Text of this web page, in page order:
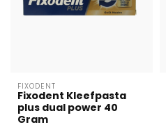
FIXODENT
Fixodent Kleefpasta
plus dual power 40
Gram